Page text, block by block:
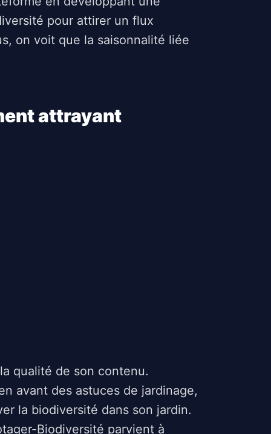
pour attirer un flux
on voit que la saisonnalité liée
attrayant
qualité de son contenu.
avant des astuces de jardinage,
la biodiversité dans son jardin.
Biodiversité parvient à